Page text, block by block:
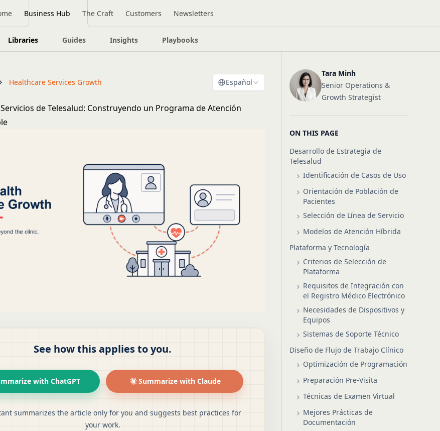
Business Hub The Craft Customers Newsletters
Libraries Guides Insights Playbooks
Healthcare Services Growth Español
de Telesalud: Construyendo un Programa de Atención
See how this applies to you.
with ChatGPT Summarize with Claude
summarizes the article only for you and suggests best practices for
your work.
Tara Minh
Senior Operations &
Growth Strategist
ON THIS PAGE
Desarrollo de Estrategia de
Telesalud
Identificación de Casos de Uso
Orientación de Población de
Pacientes
Selección de Línea de Servicio
Modelos de Atención Híbrida
Plataforma y Tecnología
Criterios de Selección de
Plataforma
Requisitos de Integración con
el Registro Médico Electrónico
Necesidades de Dispositivos y
Equipos
Sistemas de Soporte Técnico
Diseño de Flujo de Trabajo Clínico
Optimización de Programación
Preparación Pre-Visita
Técnicas de Examen Virtual
Mejores Prácticas de
Documentación